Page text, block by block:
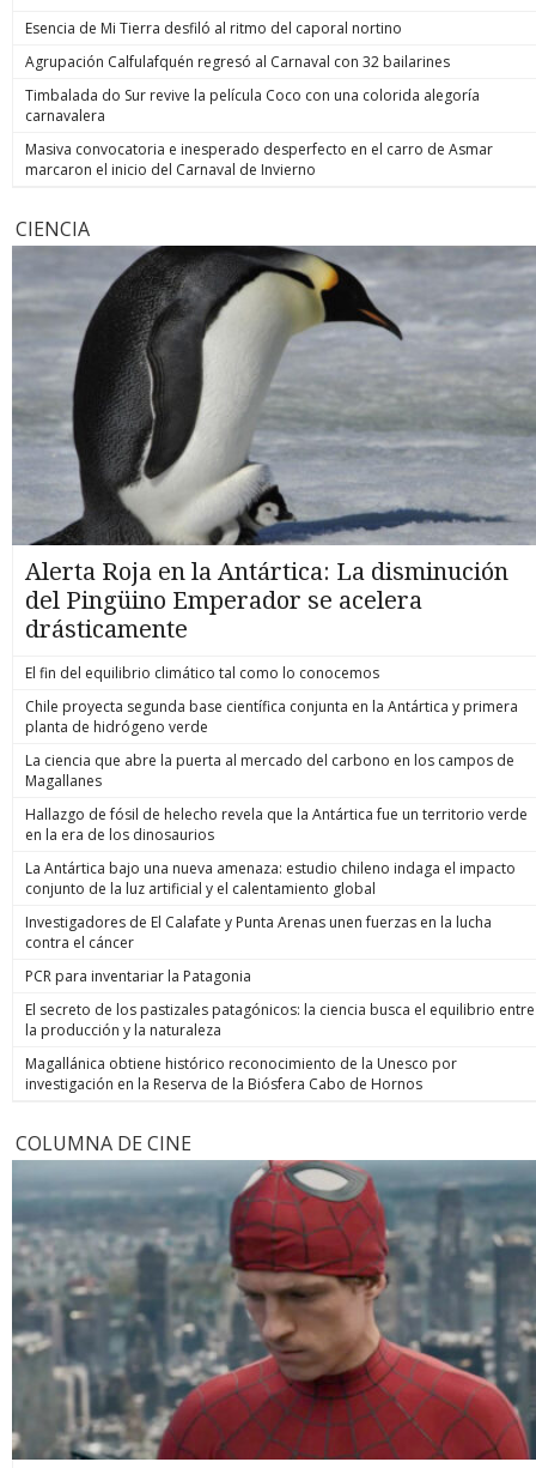
Esencia de Mi Tierra desfiló al ritmo del caporal nortino
Agrupación Calfulafquén regresó al Carnaval con 32 bailarines
Timbalada do Sur revive la película Coco con una colorida alegoría
carnavalera
Masiva convocatoria e inesperado desperfecto en el carro de Asmar
marcaron el inicio del Carnaval de Invierno
CIENCIA
Alerta Roja en la Antártica: La disminución
del Pingüino Emperador se acelera
drásticamente
El fin del equilibrio climático tal como lo conocemos
Chile proyecta segunda base científica conjunta en la Antártica y primera
planta de hidrógeno verde
La ciencia que abre la puerta al mercado del carbono en los campos de
Magallanes
Hallazgo de fósil de helecho revela que la Antártica fue un territorio verde
en la era de los dinosaurios
La Antártica bajo una nueva amenaza: estudio chileno indaga el impacto
conjunto de la luz artificial y el calentamiento global
Investigadores de El Calafate y Punta Arenas unen fuerzas en la lucha
contra el cáncer
PCR para inventariar la Patagonia
El secreto de los pastizales patagónicos: la ciencia busca el equilibrio entre
la producción y la naturaleza
Magallánica obtiene histórico reconocimiento de la Unesco por
investigación en la Reserva de la Biósfera Cabo de Hornos
COLUMNA DE CINE